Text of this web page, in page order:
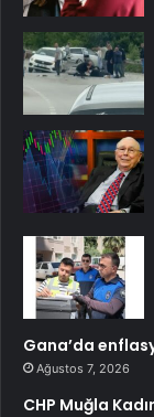
Gana’da
Ağustos 7, 2026
CHP Muğla